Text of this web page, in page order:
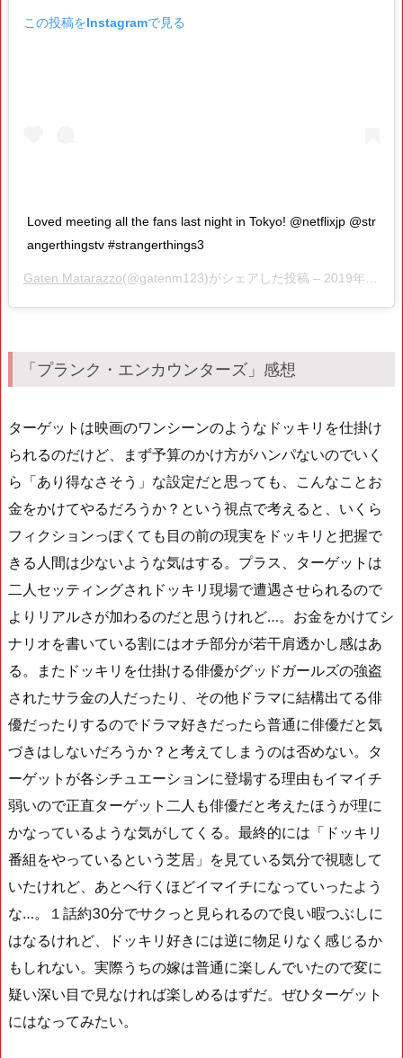
この投稿をInstagramで見る
Loved meeting all the fans last night in Tokyo! @netflixjp @str
angerthingstv #strangerthings3
Gaten Matarazzo(@gatenm123)がシェアした投稿 – 2019年 6月月24日午後9時08分PDT
「プランク・エンカウンターズ」感想
ターゲットは映画のワンシーンのようなドッキリを仕掛け
られるのだけど、まず予算のかけ方がハンパないのでいく
ら「あり得なさそう」な設定だと思っても、こんなことお
金をかけてやるだろうか？という視点で考えると、いくら
フィクションっぽくても目の前の現実をドッキリと把握で
きる人間は少ないような気はする。プラス、ターゲットは
二人セッティングされドッキリ現場で遭遇させられるので
よりリアルさが加わるのだと思うけれど…。お金をかけてシ
ナリオを書いている割にはオチ部分が若干肩透かし感はあ
る。またドッキリを仕掛ける俳優がグッドガールズの強盗
されたサラ金の人だったり、その他ドラマに結構出てる俳
優だったりするのでドラマ好きだったら普通に俳優だと気
づきはしないだろうか？と考えてしまうのは否めない。タ
ーゲットが各シチュエーションに登場する理由もイマイチ
弱いので正直ターゲット二人も俳優だと考えたほうが理に
かなっているような気がしてくる。最終的には「ドッキリ
番組をやっているという芝居」を見ている気分で視聴して
いたけれど、あとへ行くほどイマイチになっていったよう
な…。１話約30分でサクっと見られるので良い暇つぶしに
はなるけれど、ドッキリ好きには逆に物足りなく感じるか
もしれない。実際うちの嫁は普通に楽しんでいたので変に
疑い深い目で見なければ楽しめるはずだ。ぜひターゲット
にはなってみたい。